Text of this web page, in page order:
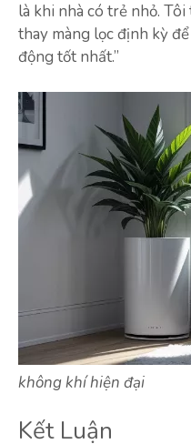
là khi nhà có trẻ nhỏ.
thay màng lọc định kỳ
động tốt nhất.”
không khí hiện đại
Kết Luận